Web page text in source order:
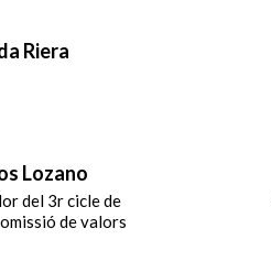
Riera
Lozano
del 3r cicle de
de valors